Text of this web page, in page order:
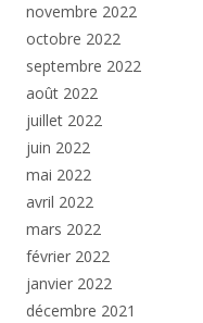
novembre 2022
octobre 2022
septembre 2022
août 2022
juillet 2022
juin 2022
mai 2022
avril 2022
mars 2022
février 2022
janvier 2022
décembre 2021